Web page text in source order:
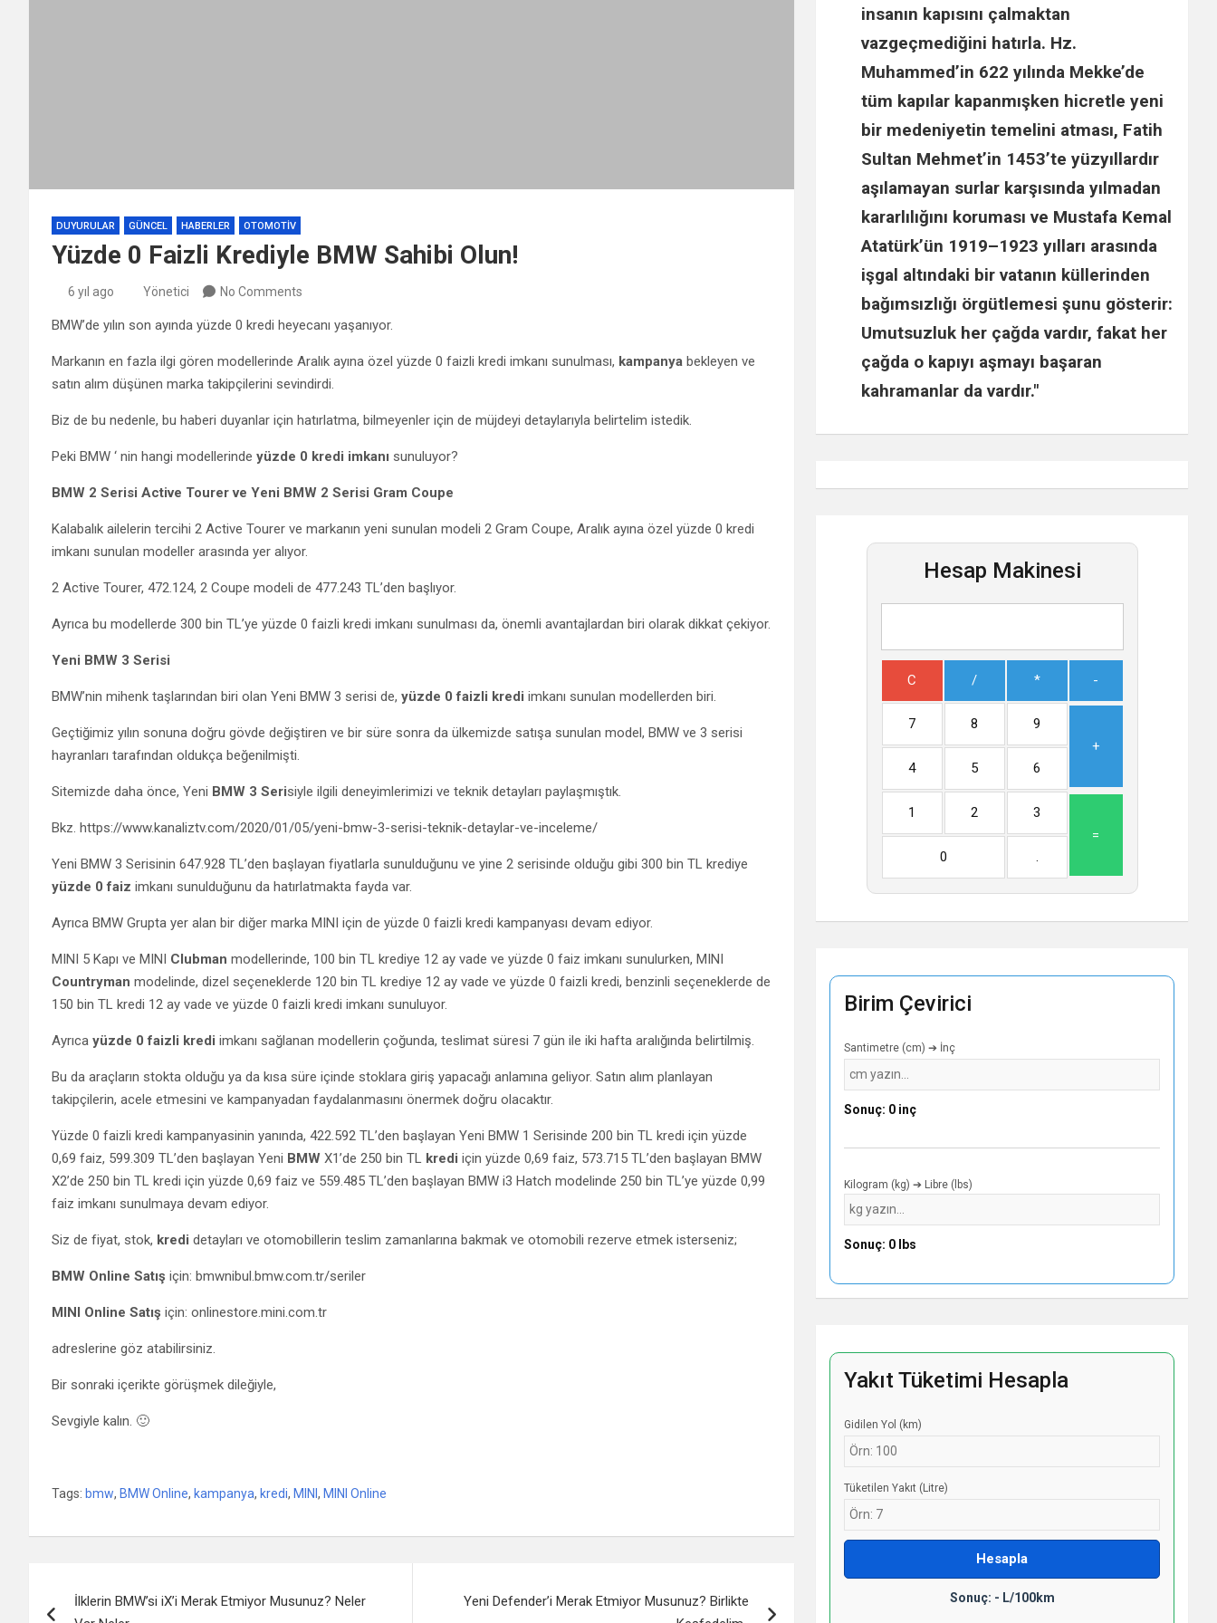
DUYURULAR GÜNCEL HABERLER OTOMOTIV
Yüzde 0 Faizli Krediyle BMW Sahibi Olun!
6 yıl ago Yönetici No Comments
BMW’de yılın son ayında yüzde 0 kredi heyecanı yaşanıyor.
Markanın en fazla ilgi gören modellerinde Aralık ayına özel yüzde 0 faizli kredi imkanı sunulması, kampanya bekleyen ve
satın alım düşünen marka takipçilerini sevindirdi.
Biz de bu nedenle, bu haberi duyanlar için hatırlatma, bilmeyenler için de müjdeyi detaylarıyla belirtelim istedik.
Peki BMW ‘ nin hangi modellerinde yüzde 0 kredi imkanı sunuluyor?
BMW 2 Serisi Active Tourer ve Yeni BMW 2 Serisi Gram Coupe
Kalabalık ailelerin tercihi 2 Active Tourer ve markanın yeni sunulan modeli 2 Gram Coupe, Aralık ayına özel yüzde 0 kredi
imkanı sunulan modeller arasında yer alıyor.
2 Active Tourer, 472.124, 2 Coupe modeli de 477.243 TL’den başlıyor.
Ayrıca bu modellerde 300 bin TL’ye yüzde 0 faizli kredi imkanı sunulması da, önemli avantajlardan biri olarak dikkat çekiyor.
Yeni BMW 3 Serisi
BMW’nin mihenk taşlarından biri olan Yeni BMW 3 serisi de, yüzde 0 faizli kredi imkanı sunulan modellerden biri.
Geçtiğimiz yılın sonuna doğru gövde değiştiren ve bir süre sonra da ülkemizde satışa sunulan model, BMW ve 3 serisi
hayranları tarafından oldukça beğenilmişti.
Sitemizde daha önce, Yeni BMW 3 Serisiyle ilgili deneyimlerimizi ve teknik detayları paylaşmıştık.
Bkz. https://www.kanaliztv.com/2020/01/05/yeni-bmw-3-serisi-teknik-detaylar-ve-inceleme/
Yeni BMW 3 Serisinin 647.928 TL’den başlayan fiyatlarla sunulduğunu ve yine 2 serisinde olduğu gibi 300 bin TL krediye
yüzde 0 faiz imkanı sunulduğunu da hatırlatmakta fayda var.
Ayrıca BMW Grupta yer alan bir diğer marka MINI için de yüzde 0 faizli kredi kampanyası devam ediyor.
MINI 5 Kapı ve MINI Clubman modellerinde, 100 bin TL krediye 12 ay vade ve yüzde 0 faiz imkanı sunulurken, MINI
Countryman modelinde, dizel seçeneklerde 120 bin TL krediye 12 ay vade ve yüzde 0 faizli kredi, benzinli seçeneklerde de
150 bin TL kredi 12 ay vade ve yüzde 0 faizli kredi imkanı sunuluyor.
Ayrıca yüzde 0 faizli kredi imkanı sağlanan modellerin çoğunda, teslimat süresi 7 gün ile iki hafta aralığında belirtilmiş.
Bu da araçların stokta olduğu ya da kısa süre içinde stoklara giriş yapacağı anlamına geliyor. Satın alım planlayan
takipçilerin, acele etmesini ve kampanyadan faydalanmasını önermek doğru olacaktır.
Yüzde 0 faizli kredi kampanyasinin yanında, 422.592 TL’den başlayan Yeni BMW 1 Serisinde 200 bin TL kredi için yüzde
0,69 faiz, 599.309 TL’den başlayan Yeni BMW X1’de 250 bin TL kredi için yüzde 0,69 faiz, 573.715 TL’den başlayan BMW
X2’de 250 bin TL kredi için yüzde 0,69 faiz ve 559.485 TL’den başlayan BMW i3 Hatch modelinde 250 bin TL’ye yüzde 0,99
faiz imkanı sunulmaya devam ediyor.
Siz de fiyat, stok, kredi detayları ve otomobillerin teslim zamanlarına bakmak ve otomobili rezerve etmek isterseniz;
BMW Online Satış için: bmwnibul.bmw.com.tr/seriler
MINI Online Satış için: onlinestore.mini.com.tr
adreslerine göz atabilirsiniz.
Bir sonraki içerikte görüşmek dileğiyle,
Sevgiyle kalın. 🙂
Tags: bmw, BMW Online, kampanya, kredi, MINI , MINI Online
İlklerin BMW’si iX’i Merak Etmiyor Musunuz? Neler
Yeni Defender’i Merak Etmiyor Musunuz? Birlikte
insanın kapısını çalmaktan
vazgeçmediğini hatırla. Hz.
Muhammed’in 622 yılında Mekke’de
tüm kapılar kapanmışken hicretle yeni
bir medeniyetin temelini atması, Fatih
Sultan Mehmet’in 1453’te yüzyıllardır
aşılamayan surlar karşısında yılmadan
kararlılığını koruması ve Mustafa Kemal
Atatürk’ün 1919–1923 yılları arasında
işgal altındaki bir vatanın küllerinden
bağımsızlığı örgütlemesi şunu gösterir:
Umutsuzluk her çağda vardır, fakat her
çağda o kapıyı aşmayı başaran
kahramanlar da vardır."
Hesap Makinesi
C / * -
7 8
9
+
4
5 6
1 2
3
=
0
.
Birim Çevirici
Santimetre (cm) ➔ İnç
Sonuç: 0 inç
Kilogram (kg) ➔ Libre (lbs)
Sonuç: 0 lbs
Yakıt Tüketimi Hesapla
Gidilen Yol (km)
Tüketilen Yakıt (Litre)
Hesapla
Sonuç: - L/100km